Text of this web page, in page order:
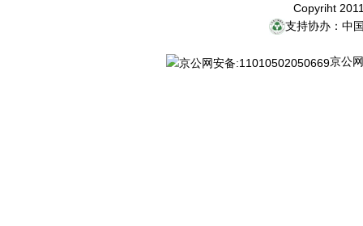
Copyriht
支持协办：中
京公